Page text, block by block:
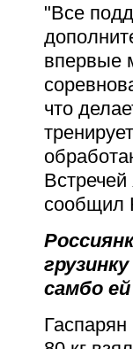
"Все
впервые
что
сообщил
самбо